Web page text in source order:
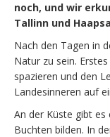
noch, und wir
Tallinn und
Nach den Tagen in
Natur zu sein.
spazieren und den
Landesinneren auf
An der Küste gibt es
Buchten bilden. In